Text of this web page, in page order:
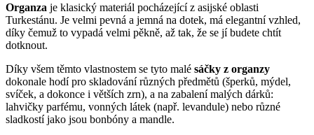
Organza je klasický materiál pocházející z asijské oblasti
Turkestánu. Je velmi pevná a jemná na dotek, má elegantní vzhled,
díky čemuž to vypadá velmi pěkně, až tak, že se jí budete chtít
dotknout.
Díky všem těmto vlastnostem se tyto malé sáčky z organzy
dokonale hodí pro skladování různých předmětů (šperků, mýdel,
svíček, a dokonce i větších zrn), a na zabalení malých dárků:
lahvičky parfému, vonných látek (např. levandule) nebo různé
sladkostí jako jsou bonbóny a mandle.